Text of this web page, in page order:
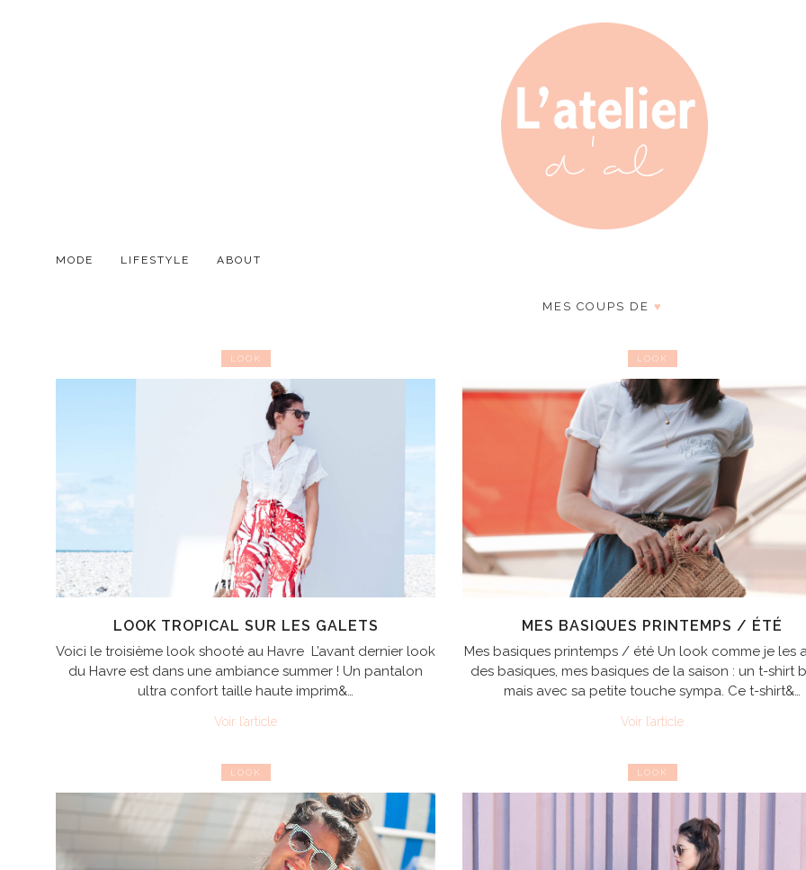
MODE LIFESTYLE ABOUT
MES COUPS DE ♥
LOOK
LOOK TROPICAL SUR LES GALETS
Voici le troisième look shooté au Havre L’avant dernier look
du Havre est dans une ambiance summer ! Un pantalon
ultra confort taille haute imprim&…
Voir l’article
LOOK
MES BASIQUES PRINTEMPS / ÉTÉ
Mes basiques printemps / été Un look comme je les
des basiques, mes basiques de la saison : un t-shirt
mais avec sa petite touche sympa. Ce t-shirt&…
Voir l’article
LOOK LOOK